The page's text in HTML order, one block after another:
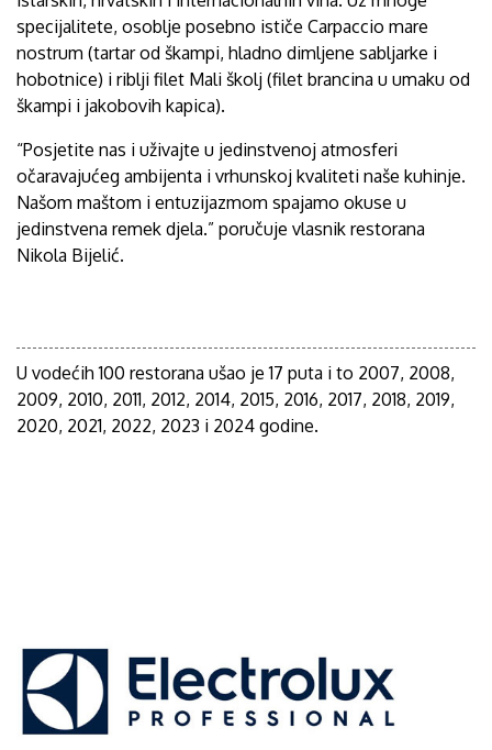
specijalitete, osoblje posebno ističe Carpaccio mare
nostrum (tartar od škampi, hladno dimljene sabljarke i
hobotnice) i riblji filet Mali školj (filet brancina u umaku od
škampi i jakobovih kapica).
“Posjetite nas i uživajte u jedinstvenoj atmosferi
očaravajućeg ambijenta i vrhunskoj kvaliteti naše kuhinje.
Našom maštom i entuzijazmom spajamo okuse u
jedinstvena remek djela.” poručuje vlasnik restorana
Nikola Bijelić.
U vodećih 100 restorana ušao je 17 puta i to 2007, 2008,
2009, 2010, 2011, 2012, 2014, 2015, 2016, 2017, 2018, 2019,
2020, 2021, 2022, 2023 i 2024 godine.